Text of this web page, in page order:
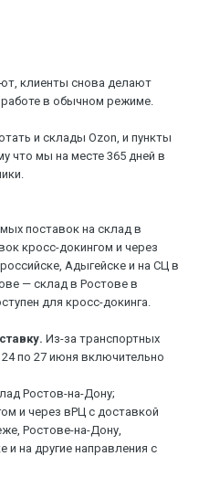
клиенты снова делают
в обычном режиме.
и склады Ozon, и пункты
что мы на месте 365 дней в
поставок на склад в
кросс-докингом и через
Адыгейске и на СЦ в
— склад в Ростове в
для кросс-докинга.
Из-за транспортных
24 по 27 июня включительно
Ростов-на-Дону;
и через вРЦ с доставкой
Ростове-на-Дону,
и на другие направления с